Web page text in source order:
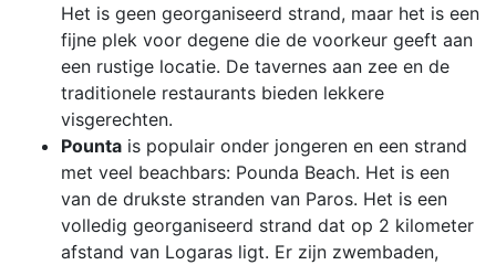
Het is geen georganiseerd strand, maar het is een
fijne plek voor degene die de voorkeur geeft aan
een rustige locatie. De tavernes aan zee en de
traditionele restaurants bieden lekkere
visgerechten.
Pounta is populair onder jongeren en een strand
met veel beachbars: Pounda Beach. Het is een
van de drukste stranden van Paros. Het is een
volledig georganiseerd strand dat op 2 kilometer
afstand van Logaras ligt. Er zijn zwembaden,